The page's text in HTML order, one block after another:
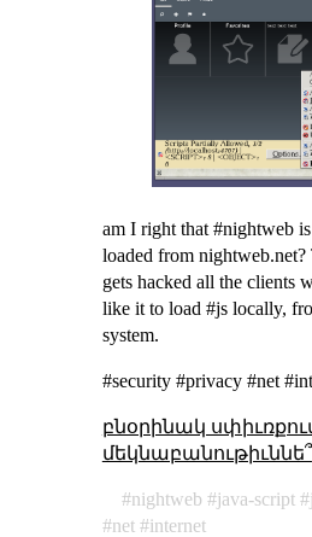
am I right that #nightweb
loaded from
gets hacked all the clients
like it to load #js locally,
system.
#security #privacy #net
բնօրինակ
nightweb java-script
net
internet